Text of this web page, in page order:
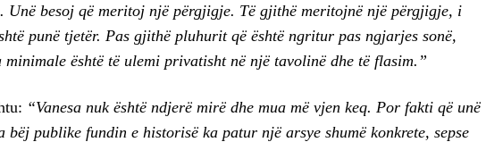
Unë besoj që meritoj një përgjigje. Të gjithë meritojnë një përgjigje, i
punë tjetër. Pas gjithë pluhurit që është ngritur pas ngjarjes sonë,
minimale është të ulemi privatisht në një tavolinë dhe të flasim.”
“Vanesa nuk është ndjerë mirë dhe mua më vjen keq. Por fakti që unë
bëj publike fundin e historisë ka patur një arsye shumë konkrete, sepse